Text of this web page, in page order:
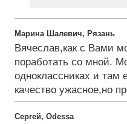
Марина Шалевич, Рязань
Вячеслав,как с Вами
поработать со мной.
одноклассниках и
качество ужасное,но
Сергей, Odessa